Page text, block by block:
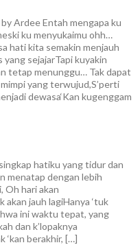
Ardee Entah mengapa ku
ku menyukaimu ohh…
hati kita semakin menjauh
sejajarTapi kuyakin
tetap menunggu… Tak dapat
yang terwujud,S’perti
dewasa‘Kan kugenggam
hatiku yang tidur dan
menatap dengan lebih
Oh hari akan
akan jauh lagiHanya ‘tuk
ini waktu tepat, yang
dan k’lopaknya
‘kan berakhir, […]